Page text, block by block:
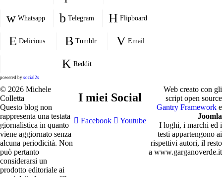
Whatsapp Telegram Flipboard
Delicious Tumblr Email
Reddit
powered by social2s
© 2026 Michele
Colletta
Questo blog non
rappresenta una testata
giornalistica in quanto
viene aggiornato senza
alcuna periodicità. Non
può pertanto
considerarsi un
prodotto editoriale ai
I miei Social
Facebook Youtube
Web creato con gli
script open source
Gantry Frameworke
Joomla
I loghi, i marchi ed i
testi appartengono ai
rispettivi autori, il resto
a www.garganoverde.it